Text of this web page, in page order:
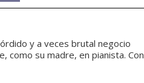
y a veces brutal negocio
como su madre, en pianista. Con